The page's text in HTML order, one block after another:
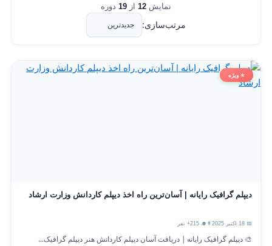
نمایش12 از 19 دوره
مرتب‌سازی:
⭐ ویژه
دیپلم گرافیک رایانه | آسان‌ترین راه اخذ دیپلم کاردانش وزارت ارشاد
👨‍🎓 215+ نفر
🎨 دیپلم گرافیک رایانه | دریافت آسان دیپلم کاردانش هنر دیپلم گرافیک...